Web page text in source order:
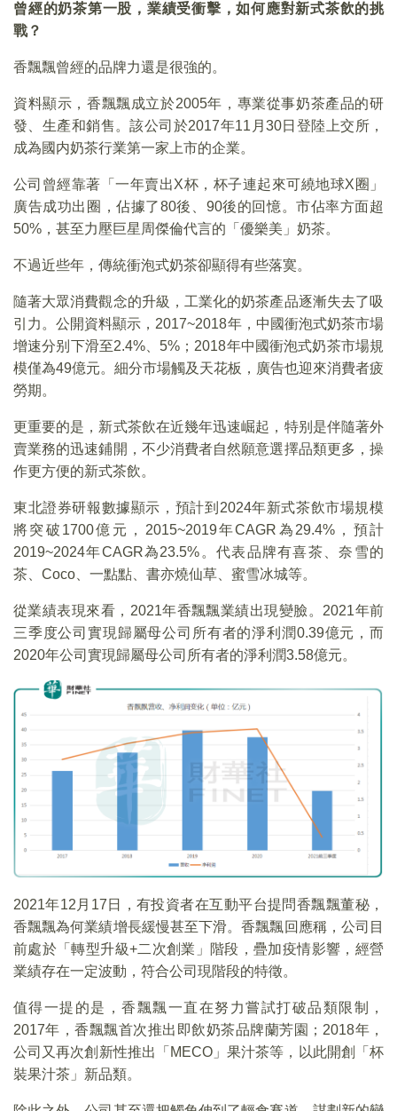
曾經的奶茶第一股，業績受衝擊，如何應對新式茶飲的挑
戰？
香飄飄曾經的品牌力還是很強的。
資料顯示，香飄飄成立於2005年，專業從事奶茶產品的研
發、生產和銷售。該公司於2017年11月30日登陸上交所，
成為國内奶茶行業第一家上市的企業。
公司曾經靠著「一年賣出X杯，杯子連起來可繞地球X圈」
廣告成功出圈，佔據了80後、90後的回憶。市佔率方面超
50%，甚至力壓巨星周傑倫代言的「優樂美」奶茶。
不過近些年，傳統衝泡式奶茶卻顯得有些落寞。
隨著大眾消費觀念的升級，工業化的奶茶產品逐漸失去了吸
引力。公開資料顯示，2017~2018年，中國衝泡式奶茶市場
增速分别下滑至2.4%、5%；2018年中國衝泡式奶茶市場規
模僅為49億元。細分市場觸及天花板，廣告也迎來消費者疲
勞期。
更重要的是，新式茶飲在近幾年迅速崛起，特别是伴隨著外
賣業務的迅速鋪開，不少消費者自然願意選擇品類更多，操
作更方便的新式茶飲。
東北證券研報數據顯示，預計到2024年新式茶飲市場規模
將突破1700億元，2015~2019年CAGR為29.4%，預計
2019~2024年CAGR為23.5%。代表品牌有喜茶、奈雪的
茶、Coco、一點點、書亦燒仙草、蜜雪冰城等。
從業績表現來看，2021年香飄飄業績出現變臉。2021年前
三季度公司實現歸屬母公司所有者的淨利潤0.39億元，而
2020年公司實現歸屬母公司所有者的淨利潤3.58億元。
2021年12月17日，有投資者在互動平台提問香飄飄董秘，
香飄飄為何業績增長緩慢甚至下滑。香飄飄回應稱，公司目
前處於「轉型升級+二次創業」階段，疊加疫情影響，經營
業績存在一定波動，符合公司現階段的特徵。
值得一提的是，香飄飄一直在努力嘗試打破品類限制，
2017年，香飄飄首次推出即飲奶茶品牌蘭芳園；2018年，
公司又再次創新性推出「MECO」果汁茶等，以此開創「杯
裝果汁茶」新品類。